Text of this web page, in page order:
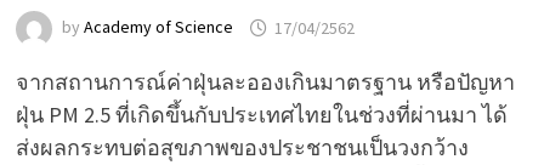
by Academy of Science 17/04/2562
จากสถานการณ์ค่าฝุ่นละอองเกินมาตรฐาน หรือปัญหา
ฝุ่น PM 2.5 ที่เกิดขึ้นกับประเทศไทยในช่วงที่ผ่านมา ได้
ส่งผลกระทบต่อสุขภาพของประชาชนเป็นวงกว้าง